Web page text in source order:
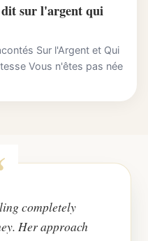
dit sur l'argent qui
Sur l'Argent et Qui
Vous n'êtes pas née
completely
Her approach